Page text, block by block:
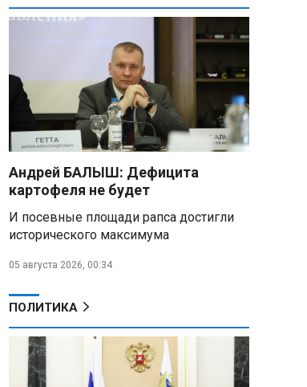
Минобороны РФ: при
освобождении Анискино ВСУ
понесли большие потери, часть
военных сдалась в плен
Александр Лукашенко:
Россияне «услышали батьку» и
скупают пустующие дома в
белорусских деревнях
Алесандр Лукашенко назвал
работу сельской торговли
возмутился «просрочкой и
тухлятиной»
Владимир Путин обсудил с
меры по защите инфраструктуры
Минобороны РФ: «Искандер»
уничтожил эшелон с техникой
Андрей БАЛЫШ: Дефицита
картофеля не будет
И посевные площади рапса достигли
исторического максимума
05 августа 2026, 00:34
ПОЛИТИКА